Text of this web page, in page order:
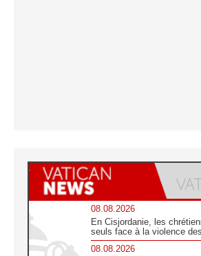
08.08.2026
En Cisjordanie, les
seuls face à la violence
08.08.2026